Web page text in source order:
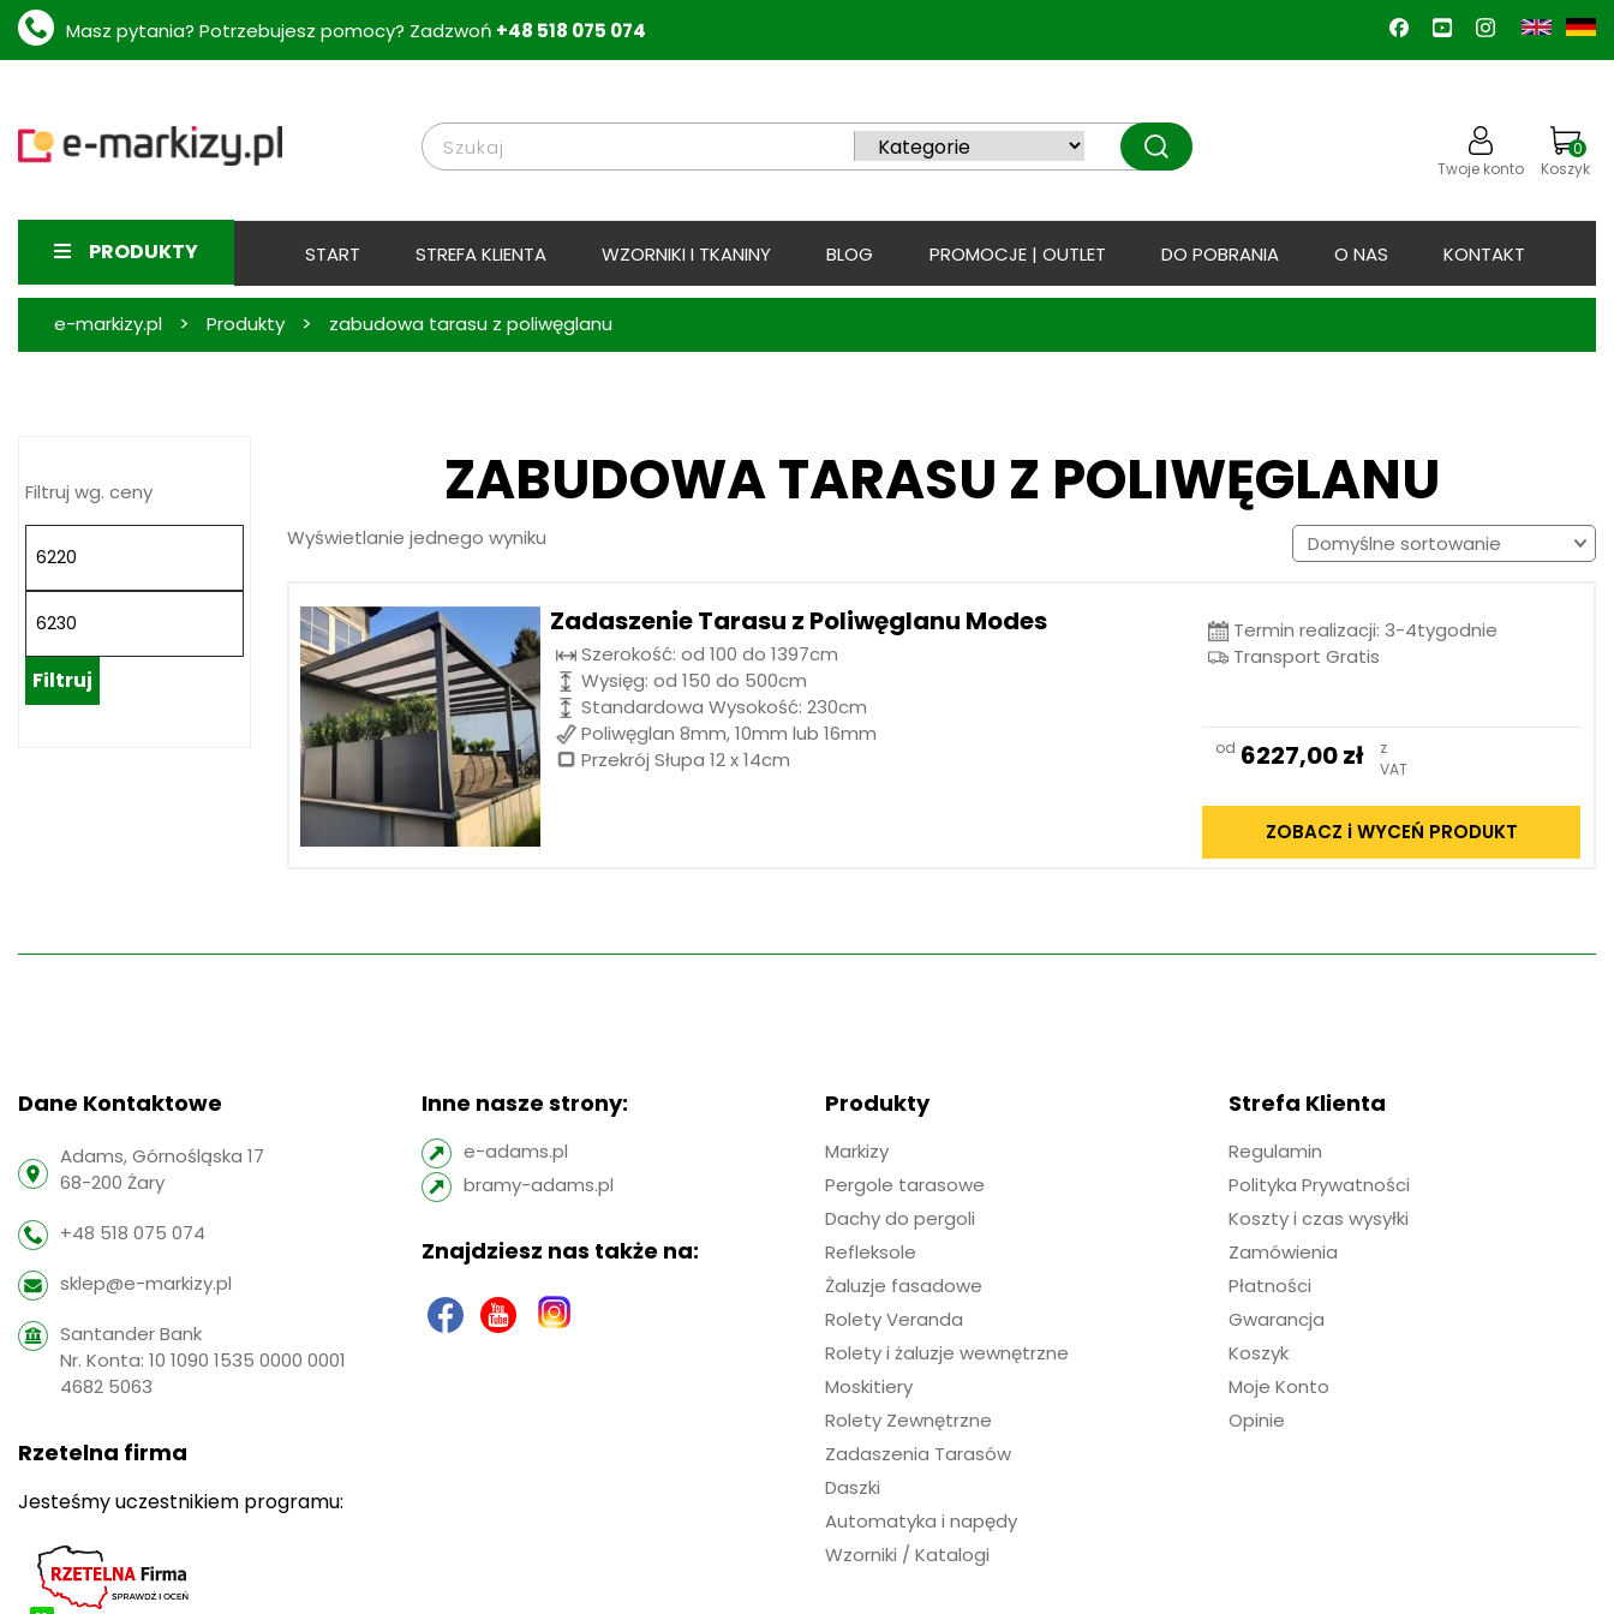
Masz pytania? Potrzebujesz pomocy? Zadzwoń +48 518 075 074
Twoje konto
0
Koszyk
PRODUKTY START STREFA KLIENTA WZORNIKI I TKANINY BLOG PROMOCJE | OUTLET DO POBRANIA O NAS KONTAKT
e-markizy.pl > Produkty > zabudowa tarasu z poliwęglanu
Filtruj wg. ceny
Filtruj
ZABUDOWA TARASU Z POLIWĘGLANU
Wyświetlanie jednego wyniku
Zadaszenie Tarasu z Poliwęglanu Modes
Szerokość: od 100 do 1397cm
Wysięg: od 150 do 500cm
Standardowa Wysokość: 230cm
Poliwęglan 8mm, 10mm lub 16mm
Przekrój Słupa 12 x 14cm
Termin realizacji: 3-4tygodnie
Transport Gratis
od 6227,00zł
z
VAT
ZOBACZ i WYCEŃ PRODUKT
Dane Kontaktowe
Adams, Górnośląska 17
68-200 Żary
+48 518 075 074
sklep@e-markizy.pl
Santander Bank
Nr. Konta: 10 1090 1535 0000 0001
4682 5063
Rzetelna firma
Jesteśmy uczestnikiem programu:
Inne nasze strony:
e-adams.pl
bramy-adams.pl
Znajdziesz nas także na:
Produkty
Markizy
Pergole tarasowe
Dachy do pergoli
Refleksole
Żaluzje fasadowe
Rolety Veranda
Rolety i żaluzje wewnętrzne
Moskitiery
Rolety Zewnętrzne
Zadaszenia Tarasów
Daszki
Automatyka i napędy
Wzorniki / Katalogi
Strefa Klienta
Regulamin
Polityka Prywatności
Koszty i czas wysyłki
Zamówienia
Płatności
Gwarancja
Koszyk
Moje Konto
Opinie